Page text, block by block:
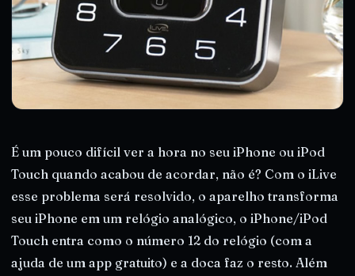
É um pouco difícil ver a hora no seu iPhone ou iPod
Touch quando acabou de acordar, não é? Com o iLive
esse problema será resolvido, o aparelho transforma
seu iPhone em um relógio analógico, o iPhone/iPod
Touch entra como o número 12 do relógio (com a
ajuda de um app gratuito) e a doca faz o resto. Além